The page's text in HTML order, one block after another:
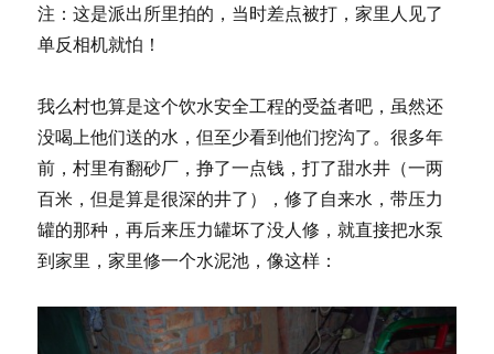
注：这是派出所里拍的，当时差点被打，家里人见了
单反相机就怕！
我么村也算是这个饮水安全工程的受益者吧，虽然还
没喝上他们送的水，但至少看到他们挖沟了。很多年
前，村里有翻砂厂，挣了一点钱，打了甜水井（一两
百米，但是算是很深的井了），修了自来水，带压力
罐的那种，再后来压力罐坏了没人修，就直接把水泵
到家里，家里修一个水泥池，像这样：